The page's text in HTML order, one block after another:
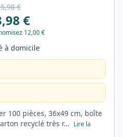
€
€
12,00 €
à domicile
100 pièces, 36x49 cm, boîte
recyclé très r… Lire la